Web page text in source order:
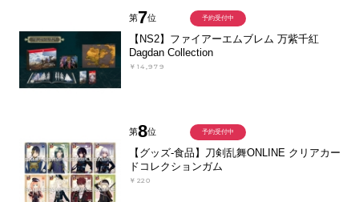
第7位
【NS2】ファイアーエムブレム 万紫千紅
Dagdan Collection
￥14,979
予約受付中
第8位
【グッズ-食品】刀剣乱舞ONLINE クリアカー
ドコレクションガム
￥220
予約受付中